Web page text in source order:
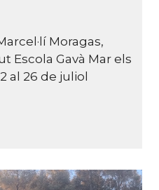
Moragas,
Escola Gavà Mar els
al 26 de juliol